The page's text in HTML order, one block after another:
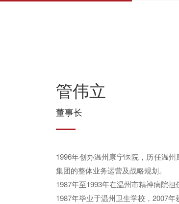
管伟立
董事长
1996年创办温州康宁医院，历任温
集团的整体业务运营及战略规划。
1987年至1993年在温州市精神病院
1987年毕业于温州卫生学校，2007年